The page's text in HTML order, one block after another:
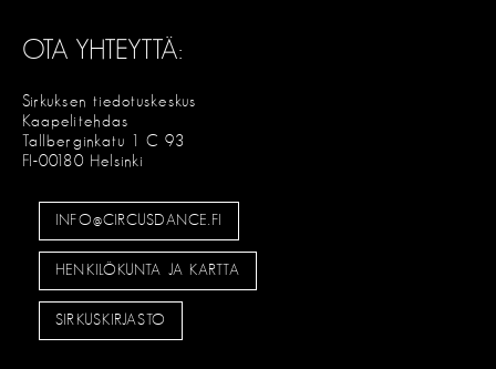
OTA YHTEYTTÄ:
Sirkuksen tiedotuskeskus
Kaapelitehdas
Tallberginkatu 1 C 93
FI-00180 Helsinki
INFO@CIRCUSDANCE.FI
HENKILÖKUNTA JA KARTTA
SIRKUSKIRJASTO